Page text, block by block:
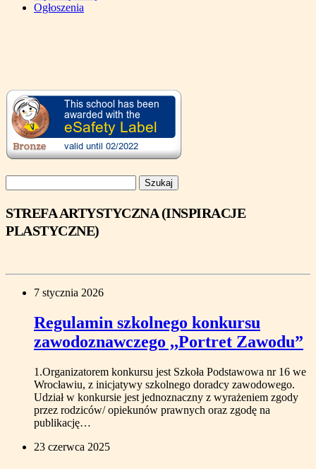
Ogłoszenia
STREFA ARTYSTYCZNA (INSPIRACJE
PLASTYCZNE)
7 stycznia 2026
Regulamin szkolnego konkursu
zawodoznawczego ,,Portret Zawodu”
1.Organizatorem konkursu jest Szkoła Podstawowa nr 16 we
Wrocławiu, z inicjatywy szkolnego doradcy zawodowego.
Udział w konkursie jest jednoznaczny z wyrażeniem zgody
przez rodziców/ opiekunów prawnych oraz zgodę na
publikację…
23 czerwca 2025